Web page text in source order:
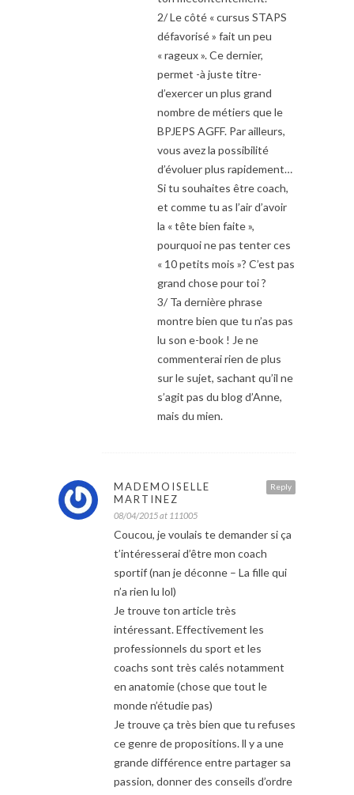
2/ Le côté « cursus STAPS
défavorisé » fait un peu
« rageux ». Ce dernier,
permet -à juste titre-
d’exercer un plus grand
nombre de métiers que le
BPJEPS AGFF. Par ailleurs,
vous avez la possibilité
d’évoluer plus rapidement…
Si tu souhaites être coach,
et comme tu as l’air d’avoir
la « tête bien faite »,
pourquoi ne pas tenter ces
« 10 petits mois »? C’est pas
grand chose pour toi ?
3/ Ta dernière phrase
montre bien que tu n’as pas
lu son e-book ! Je ne
commenterai rien de plus
sur le sujet, sachant qu’il ne
s’agit pas du blog d’Anne,
mais du mien.
Reply
MADEMOISELLE
MARTINEZ
08/04/2015 at 111005
Coucou, je voulais te demander si ça
t’intéresserai d’être mon coach
sportif (nan je déconne – La fille qui
n’a rien lu lol)
Je trouve ton article très
intéressant. Effectivement les
professionnels du sport et les
coachs sont très calés notamment
en anatomie (chose que tout le
monde n’étudie pas)
Je trouve ça très bien que tu refuses
ce genre de propositions. ll y a une
grande différence entre partager sa
passion, donner des conseils d’ordre